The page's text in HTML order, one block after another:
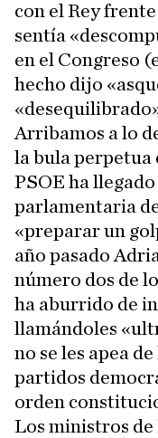
con el Rey
sentía
en el Congreso
hecho dijo
Arribamos a lo
la bula perpetua
PSOE ha llegado
parlamentaria
«preparar un
año pasado
número dos de
ha aburrido de
llamándoles
no se les apea
partidos
orden
Los ministros de